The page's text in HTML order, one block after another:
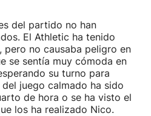
del partido no han
El Athletic ha tenido
pero no causaba peligro en
se sentía muy cómoda en
su turno para
juego calmado ha sido
de hora o se ha visto el
los ha realizado Nico.